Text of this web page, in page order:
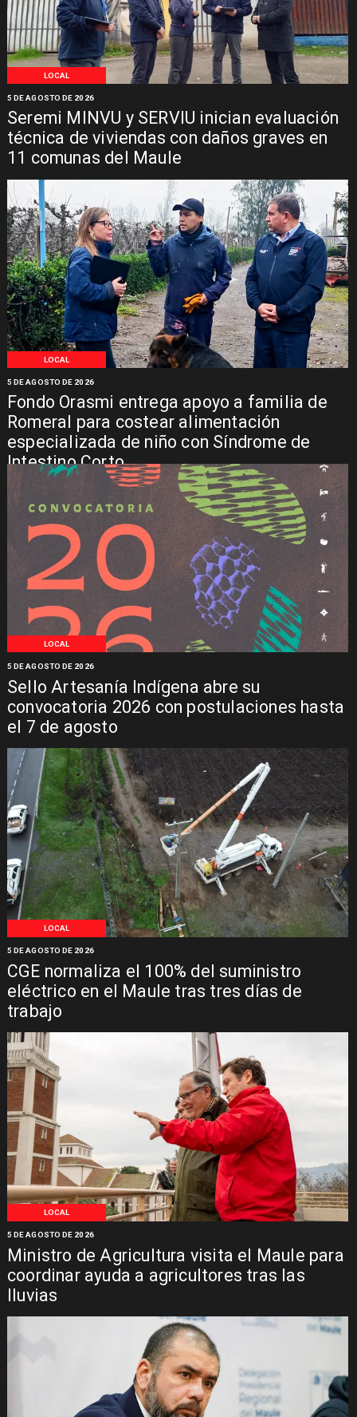
LOCAL
Seremi MINVU y SERVIU inician evaluación
técnica de viviendas con daños graves en
11 comunas del Maule
5 DE AGOSTO DE 2026
LOCAL
Fondo Orasmi entrega apoyo a familia de
Romeral para costear alimentación
especializada de niño con Síndrome de
Intestino Corto
5 DE AGOSTO DE 2026
LOCAL
Sello Artesanía Indígena abre su
convocatoria 2026 con postulaciones hasta
el 7 de agosto
5 DE AGOSTO DE 2026
LOCAL
CGE normaliza el 100% del suministro
eléctrico en el Maule tras tres días de
trabajo
5 DE AGOSTO DE 2026
LOCAL
Ministro de Agricultura visita el Maule para
coordinar ayuda a agricultores tras las
lluvias
5 DE AGOSTO DE 2026